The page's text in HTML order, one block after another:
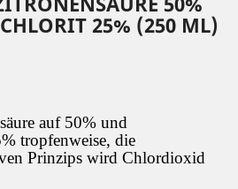
25% (250 ML)
auf 50% und
tropfenweise, die
Prinzips wird Chlordioxid